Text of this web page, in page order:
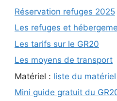
Réservation refuges 2025
Les refuges et
Les tarifs sur le GR20
Les moyens de transport
Matériel : liste du matériel
Mini guide gratuit du